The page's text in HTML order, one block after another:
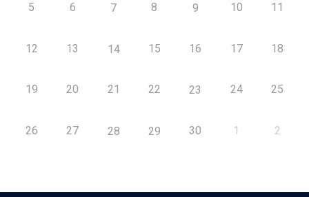
5 6 7 8 9 10 11
12 13 14 15 16 17 18
19 20 21 22 23 24 25
26 27 28 29 30 1 2